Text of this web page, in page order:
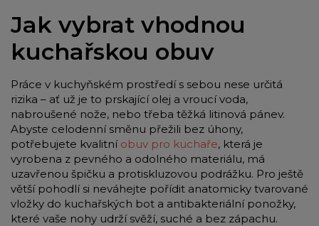
Jak vybrat vhodnou
kuchařskou obuv
Práce v kuchyňském prostředí s sebou nese určitá
rizika – ať už je to prskající olej a vroucí voda,
nabroušené nože, nebo třeba těžká litinová pánev.
Abyste celodenní směnu přežili bez úhony,
potřebujete kvalitní obuv pro kuchaře, která je
vyrobena z pevného a odolného materiálu, má
uzavřenou špičku a protiskluzovou podrážku. Pro ještě
větší pohodlí si neváhejte pořídit anatomicky tvarované
vložky do kuchařských bot a antibakteriální ponožky,
které vaše nohy udrží svěží, suché a bez zápachu.